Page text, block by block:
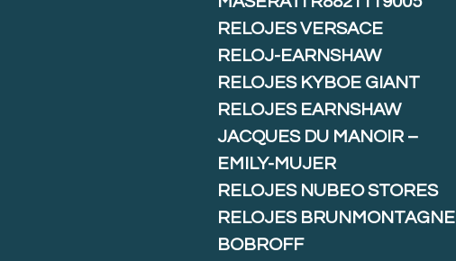
RELOJES VERSACE
RELOJ-EARNSHAW
RELOJES KYBOE GIANT
RELOJES EARNSHAW
JACQUES DU MANOIR –
EMILY-MUJER
RELOJES NUBEO STORES
RELOJES BRUNMONTAGNE
BOBROFF